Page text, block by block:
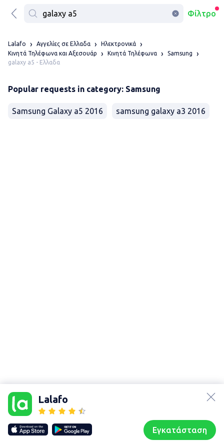
Φίλτρο
Lalafo
Εγκατάσταση
Lalafo Αγγελίες σε Ελλαδα
Ηλεκτρονικά
Κινητά Τηλέφωνα και Αξεσουάρ
Κινητά Τηλέφωνα
Samsung
galaxy a5 - Ελλαδα
Popular requests in category: Samsung
Samsung Galaxy a5 2016 samsung galaxy a3 2016
Our websites
lalafo.kg
lalafo.rs
lalafo.pl
Sitemap
Συζητήσεις Προφίλ